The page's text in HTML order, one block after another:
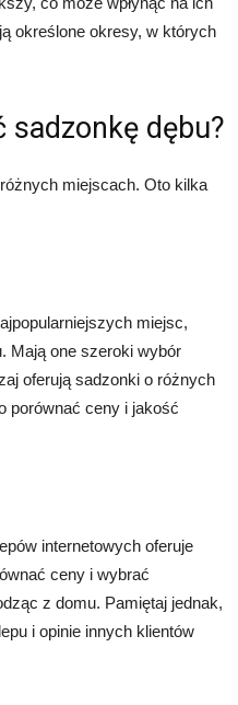
określone okresy, w których
sadzonkę dębu?
miejscach. Oto kilka
miejsc,
Mają one szeroki wybór
oferują sadzonki o różnych
porównać ceny i jakość
internetowych oferuje
ceny i wybrać
z domu. Pamiętaj jednak,
i opinie innych klientów